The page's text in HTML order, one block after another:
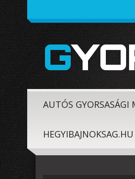
AUTÓS GYORSASÁGI
HEGYIBAJNOKSAG.HU